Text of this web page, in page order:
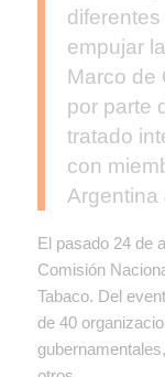
empujar
Marco de
por parte
tratado
con
Argentina
El pasado 24 de
Comisión
Tabaco. Del
de 40